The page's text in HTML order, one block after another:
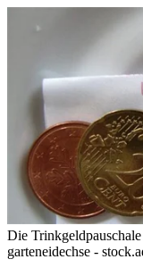
Die
garteneidechse -